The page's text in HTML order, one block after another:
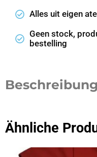
Alles uit eigen
Geen stock,
bestelling
Beschreibung
Ähnliche